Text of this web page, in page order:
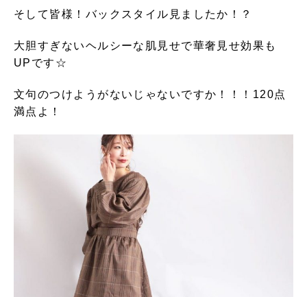
そして皆様！バックスタイル見ましたか！？
大胆すぎないヘルシーな肌見せで華奢見せ効果も
UPです☆
文句のつけようがないじゃないですか！！！120点
満点よ！